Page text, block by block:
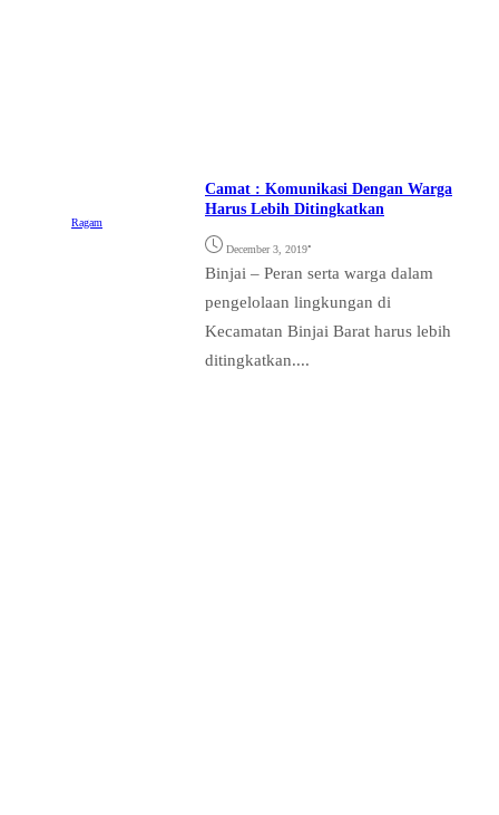
Ragam
Camat : Komunikasi Dengan Warga
Harus Lebih Ditingkatkan
December 3, 2019•
Binjai – Peran serta warga dalam
pengelolaan lingkungan di
Kecamatan Binjai Barat harus lebih
ditingkatkan....